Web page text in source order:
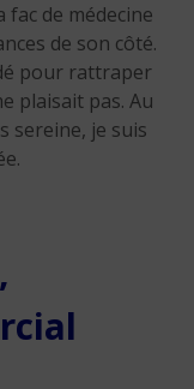
de médecine
de son côté.
pour rattraper
plaisait pas. Au
sereine, je suis